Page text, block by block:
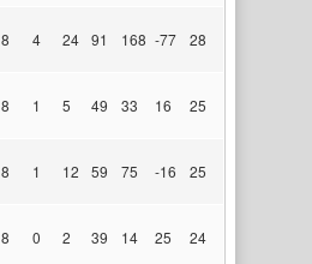
8 4 24 91 168 -77 28
8 1 5 49 33 16 25
8 1 12 59 75 -16 25
8 0 2 39 14 25 24